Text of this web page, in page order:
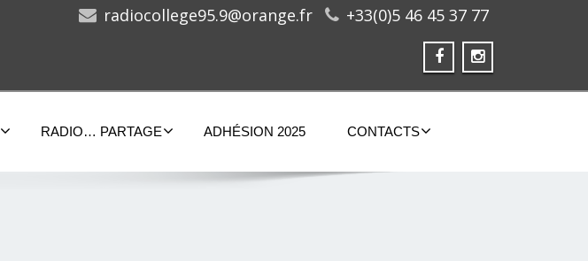
radiocollege95.9@orange.fr +33(0)5 46 45 37 77
RADIO… PARTAGE ADHÉSION 2025 CONTACTS